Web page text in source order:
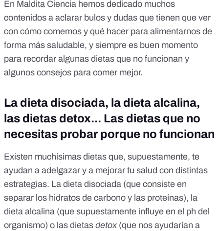
En Maldita Ciencia hemos dedicado muchos
contenidos a aclarar bulos y dudas que tienen que ver
con cómo comemos y qué hacer para alimentarnos de
forma más saludable, y siempre es buen momento
para recordar algunas dietas que no funcionan y
algunos consejos para comer mejor.
La dieta disociada, la dieta alcalina,
las dietas detox... Las dietas que no
necesitas probar porque no funcionan
Existen muchísimas dietas que, supuestamente, te
ayudan a adelgazar y a mejorar tu salud con distintas
estrategias. La dieta disociada (que consiste en
separar los hidratos de carbono y las proteínas), la
dieta alcalina (que supuestamente influye en el ph del
organismo) o las dietas detox(que nos ayudarían a